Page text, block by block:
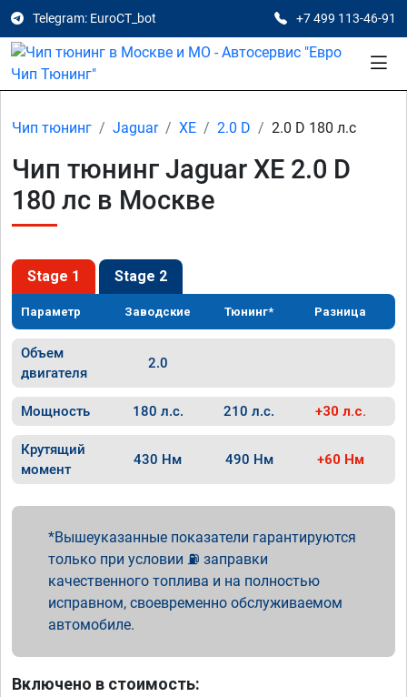
Telegram: EuroCT_bot +7 499 113-46-91
Чип тюнинг Jaguar XE 2.0 D 2.0 D 180 л.с
Чип тюнинг Jaguar XE 2.0 D
180 лс в Москве
Stage 1 Stage 2
Параметр Заводские Тюнинг* Разница
Объем
двигателя
2.0
Мощность 180 л.с. 210 л.с. +30 л.с.
Крутящий
момент
430 Нм 490 Нм +60 Нм
Вышеуказанные показатели гарантируются
только при условии ⛽ заправки
качественного топлива и на полностью
исправном, своевременно обслуживаемом
автомобиле.
Включено в стоимость: